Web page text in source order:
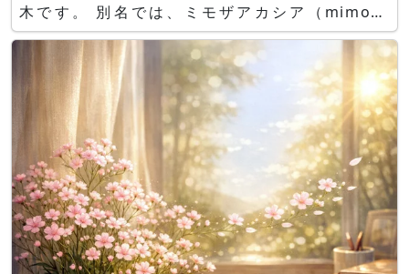
木です。 別名では、ミモザアカシア（mimosa
acacia）、ミモザ（mimosa）, ギンヨウアカシア
（銀葉acacia）、silver wattle（シルバーワト
ル）とも呼ばれます。 アカシア